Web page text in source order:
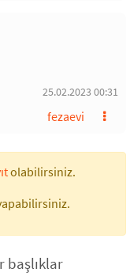
25.02.2023 00:31
fezaevi
olabilirsiniz.
başlıklar